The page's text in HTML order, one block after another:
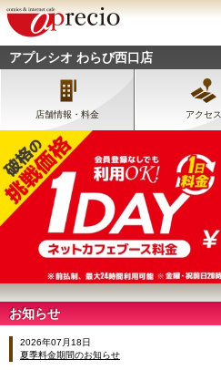
アプレシオ わらび西口店
店舗情報・料金 アクセス
お知らせ
2026年07月18日
夏季料金期間のお知らせ